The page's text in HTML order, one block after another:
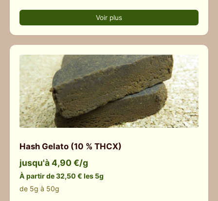
Voir plus
Hash Gelato (10 % THCX)
jusqu'à 4,90 €/g
À partir de 32,50 € les 5g
de 5g à 50g